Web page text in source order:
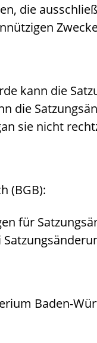
die
kann die
die
sie nicht
(BGB):
für
Baden-